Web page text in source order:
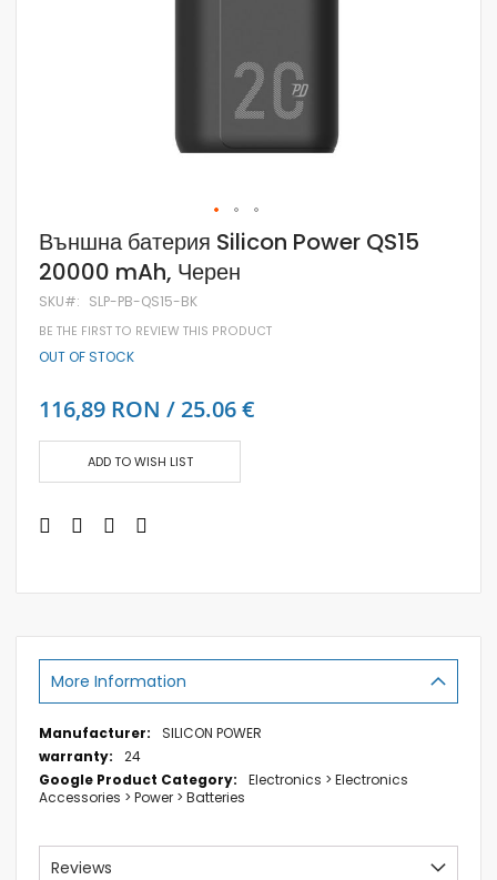
Skip
to
the
of
the
images
gallery
Външна батерия Silicon Power QS15
20000 mAh, Черен
SKU SLP-PB-QS15-BK
BE THE FIRST TO REVIEW THIS PRODUCT
OUT OF STOCK
116,89 RON / 25.06 €
ADD TO WISH LIST
More Information
More
Information
SILICON POWER
24
Electronics > Electronics
Accessories > Power > Batteries
Reviews